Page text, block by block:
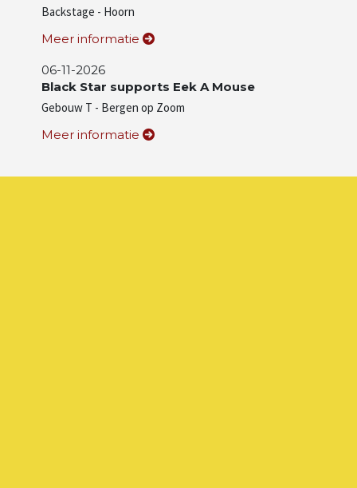
Backstage - Hoorn
Meer informatie
06-11-2026
Black Star supports Eek A Mouse
Gebouw T - Bergen op Zoom
Meer informatie